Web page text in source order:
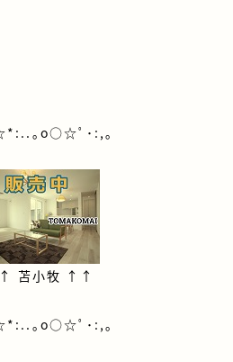
｡o○☆ﾟ･:,｡
苫小牧 ↑↑
｡o○☆ﾟ･:,｡